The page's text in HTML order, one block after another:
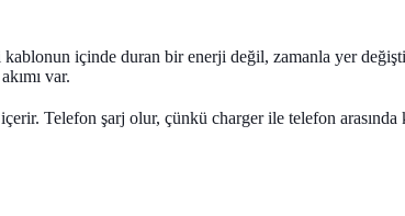
içinde duran bir enerji değil, zamanla yer
var.
Telefon şarj olur, çünkü charger ile telefon arasında